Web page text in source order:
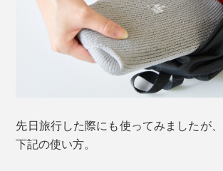
先日旅行した際にも使ってみましたが
下記の使い方。